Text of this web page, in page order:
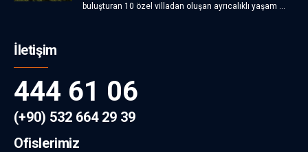
buluşturan 10 özel villadan oluşan ayrıcalıklı yaşam ...
İletişim
444 61 06
(+90) 532 664 29 39
Ofislerimiz